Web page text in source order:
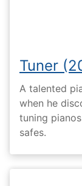
Tuner
A talented
when he
tuning
safes.